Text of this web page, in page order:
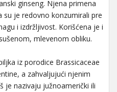
ginseng. Njena primena
su je redovno konzumirali pre
i izdržljivost. Korišćena je i
mlevenom obliku.
iz porodice Brassicaceae
a zahvaljujući njenim
je nazivaju južnoamerički ili